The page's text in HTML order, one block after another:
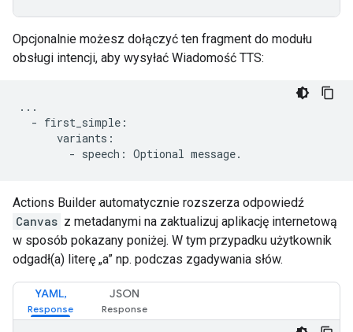
Opcjonalnie możesz dołączyć ten fragment do modułu
obsługi intencji, aby wysyłać Wiadomość TTS:
...
- first_simple :
variants :
- speech : Optional message.
Actions Builder automatycznie rozszerza odpowiedź
Canvas z metadanymi na zaktualizuj aplikację internetową
w sposób pokazany poniżej. W tym przypadku użytkownik
odgadł(a) literę „a” np. podczas zgadywania słów.
YAML, JSON